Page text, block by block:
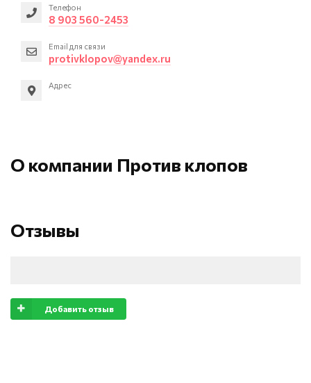
Телефон
8 903 560-2453
Email для связи
protivklopov@yandex.ru
Адрес
О компании Против клопов
Отзывы
Добавить отзыв